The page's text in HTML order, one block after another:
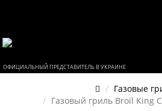
ОФИЦИАЛЬНЫЙ ПРЕДСТАВИТЕЛЬ В УКРАИНЕ
Газовые
Газовый гриль Broil King